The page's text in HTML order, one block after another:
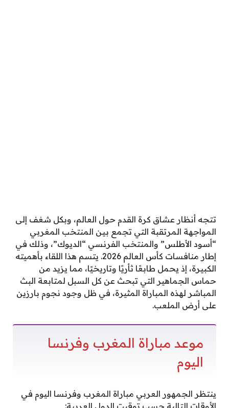
تتجه أنظار عشاق كرة القدم حول العالم، وبكل شغف إلى
المواجهة المرتقبة التي تجمع بين المنتخب المغربي
“أسود الأطلس” والمنتخب الفرنسي “الديوك”، وذلك في
إطار منافسات كأس العالم 2026. يتسم هذا اللقاء بأهميته
الكبيرة، إذ يحمل طابعًا ثأريًا وتاريخيًا، مما يزيد من
حماس الجماهير التي تبحث عن كل السبل لمتابعة البث
المباشر لهذه المباراة المثيرة، في ظل وجود نجوم بارزين
على أرض الملعب.
موعد مباراة المغرب وفرنسا
اليوم
ينتظر الجمهور العربي مباراة المغرب وفرنسا اليوم في